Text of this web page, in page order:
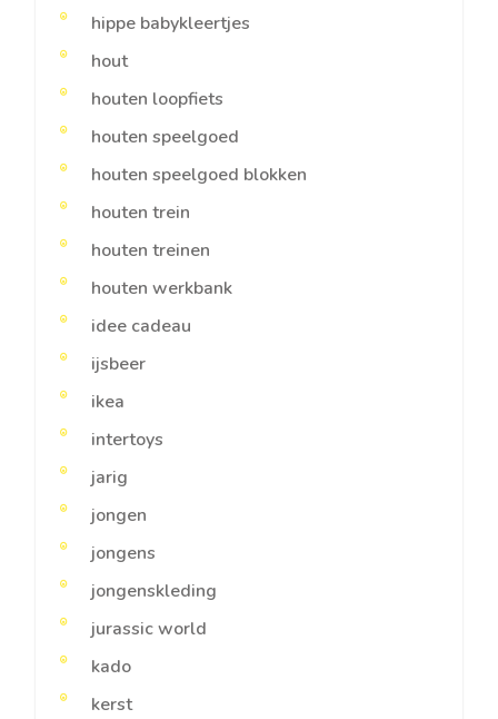
hippe babykleertjes
hout
houten loopfiets
houten speelgoed
houten speelgoed blokken
houten trein
houten treinen
houten werkbank
idee cadeau
ijsbeer
ikea
intertoys
jarig
jongen
jongens
jongenskleding
jurassic world
kado
kerst